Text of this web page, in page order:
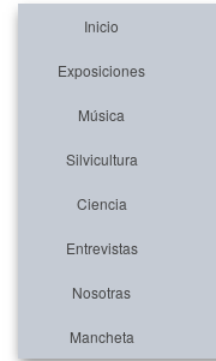
Inicio
Exposiciones
Música
Silvicultura
Ciencia
Entrevistas
Nosotras
Mancheta